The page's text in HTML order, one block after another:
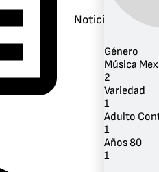
Noticias
Género
Música
2
Variedad
1
Adulto
1
Años 80
1